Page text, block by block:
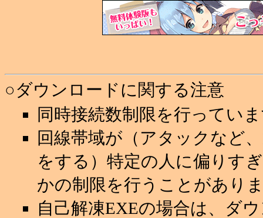
○ダウンロードに関する注意
同時接続数制限を行ってい
回線帯域が（アタックなど
をする）特定の人に偏りす
かの制限を行うことがあり
自己解凍EXEの場合は、ダ